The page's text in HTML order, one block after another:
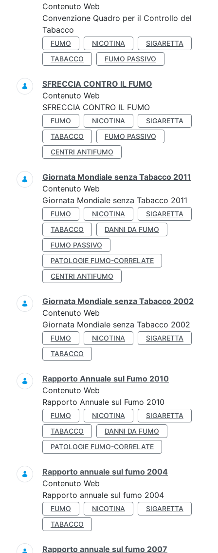
Contenuto Web
Convenzione Quadro per il Controllo del
Tabacco
FUMO NICOTINA
SIGARETTA
TABACCO
FUMO PASSIVO
SFRECCIA CONTRO IL FUMO
Contenuto Web
SFRECCIA CONTRO IL FUMO
FUMO NICOTINA
SIGARETTA
TABACCO
FUMO PASSIVO
CENTRI ANTIFUMO
Giornata Mondiale senza Tabacco 2011
Contenuto Web
Giornata Mondiale senza Tabacco 2011
FUMO NICOTINA
SIGARETTA
TABACCO
DANNI DA FUMO
FUMO PASSIVO
PATOLOGIE FUMO-CORRELATE
CENTRI ANTIFUMO
Giornata Mondiale senza Tabacco 2002
Contenuto Web
Giornata Mondiale senza Tabacco 2002
FUMO NICOTINA
SIGARETTA
TABACCO
Rapporto Annuale sul Fumo 2010
Contenuto Web
Rapporto Annuale sul Fumo 2010
FUMO NICOTINA
SIGARETTA
TABACCO
DANNI DA FUMO
PATOLOGIE FUMO-CORRELATE
Rapporto annuale sul fumo 2004
Contenuto Web
Rapporto annuale sul fumo 2004
FUMO NICOTINA
SIGARETTA
TABACCO
Rapporto annuale sul fumo 2007